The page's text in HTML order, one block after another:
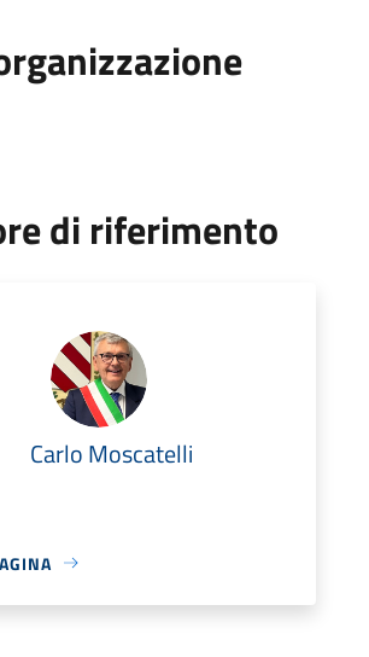
di riferimento
Carlo Moscatelli